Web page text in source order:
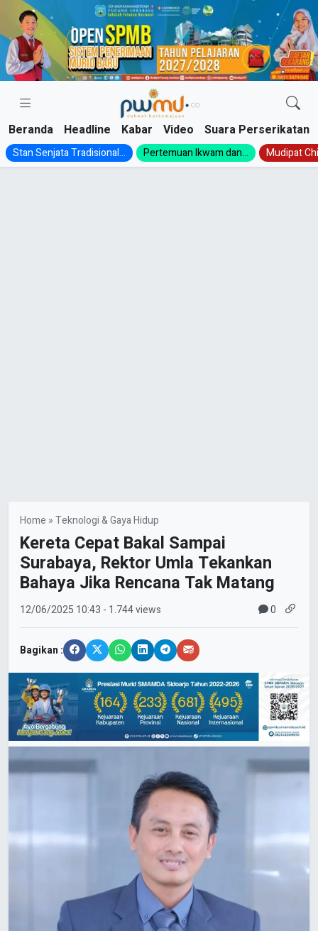
Skip
content
Beranda Headline Kabar Video Suara Perserikatan
Stan Senjata Tradisional... Pertemuan Ikwam dan... Mudipat
Home »Teknologi & Gaya Hidup
Kereta Cepat Bakal Sampai
Surabaya, Rektor Umla Tekankan
Bahaya Jika Rencana Tak Matang
12/06/2025 10:43 - 1.744 views 0
Bagikan :